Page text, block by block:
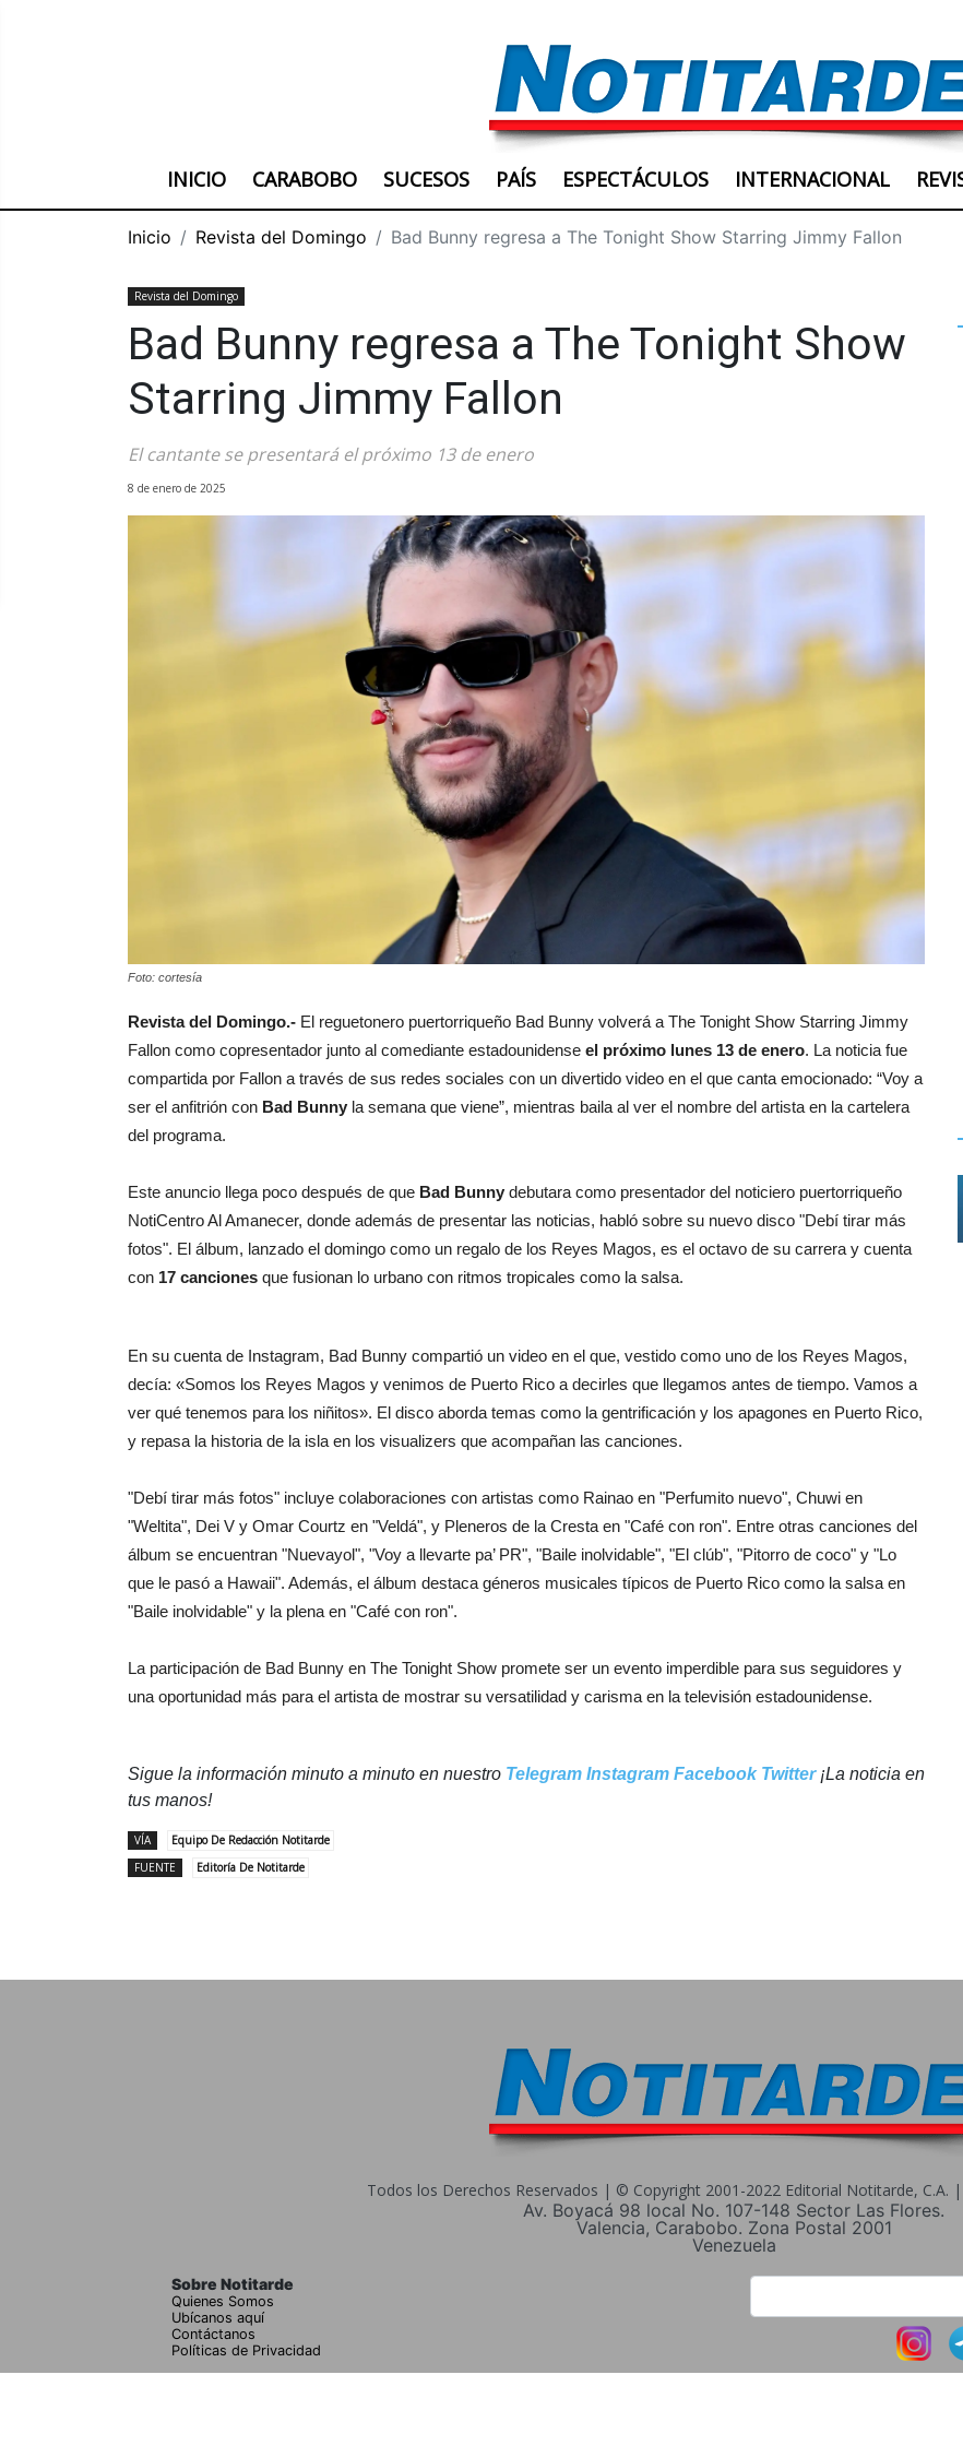
INICIO CARABOBO SUCESOS PAÍS ESPECTÁCULOS INTERNACIONAL
Inicio Revista del Domingo Bad Bunny regresa a The Tonight Show Starring Jimmy Fallon
Revista del Domingo
Bad Bunny regresa a The Tonight Show
Starring Jimmy Fallon
El cantante se presentará el próximo 13 de enero
8 de enero de 2025
Foto: cortesía
Revista del Domingo.- El reguetonero puertorriqueño Bad Bunny volverá a The Tonight Show Starring Jimmy
Fallon como copresentador junto al comediante estadounidense el próximo lunes 13 de enero. La noticia fue
compartida por Fallon a través de sus redes sociales con un divertido video en el que canta emocionado: “Voy a
ser el anfitrión con Bad Bunny la semana que viene”, mientras baila al ver el nombre del artista en la cartelera
del programa.
Este anuncio llega poco después de que Bad Bunny debutara como presentador del noticiero puertorriqueño
NotiCentro Al Amanecer, donde además de presentar las noticias, habló sobre su nuevo disco "Debí tirar más
fotos". El álbum, lanzado el domingo como un regalo de los Reyes Magos, es el octavo de su carrera y cuenta
con 17 canciones que fusionan lo urbano con ritmos tropicales como la salsa.
En su cuenta de Instagram, Bad Bunny compartió un video en el que, vestido como uno de los Reyes Magos,
decía: «Somos los Reyes Magos y venimos de Puerto Rico a decirles que llegamos antes de tiempo. Vamos a
ver qué tenemos para los niñitos». El disco aborda temas como la gentrificación y los apagones en Puerto Rico,
y repasa la historia de la isla en los visualizers que acompañan las canciones.
"Debí tirar más fotos" incluye colaboraciones con artistas como Rainao en "Perfumito nuevo", Chuwi en
"Weltita", Dei V y Omar Courtz en "Veldá", y Pleneros de la Cresta en "Café con ron". Entre otras canciones del
álbum se encuentran "Nuevayol", "Voy a llevarte pa’ PR", "Baile inolvidable", "El clúb", "Pitorro de coco" y "Lo
que le pasó a Hawaii". Además, el álbum destaca géneros musicales típicos de Puerto Rico como la salsa en
"Baile inolvidable" y la plena en "Café con ron".
La participación de Bad Bunny en The Tonight Show promete ser un evento imperdible para sus seguidores y
una oportunidad más para el artista de mostrar su versatilidad y carisma en la televisión estadounidense.
Sigue la información minuto a minuto en nuestro Telegram Instagram Facebook Twitter¡La noticia en
tus manos!
VÍA
Equipo De Redacción Notitarde
FUENTE
Editoría De Notitarde
Todos los Derechos Reservados | © Copyright 2001-2022 Editorial Notitarde, C.A. |
Av. Boyacá 98 local No. 107-148 Sector Las Flores.
Valencia, Carabobo. Zona Postal 2001
Venezuela
Sobre Notitarde
Quienes Somos
Ubícanos aquí
Contáctanos
Políticas de Privacidad